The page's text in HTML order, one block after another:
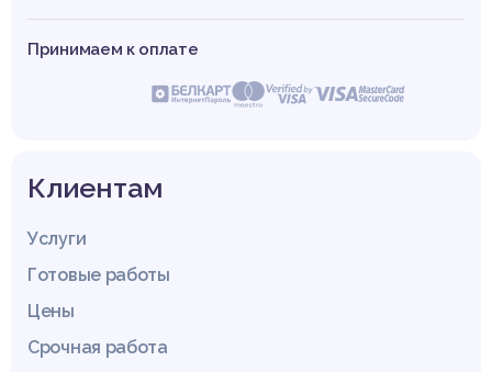
Принимаем к оплате
Клиентам
Услуги
Готовые работы
Цены
Срочная работа